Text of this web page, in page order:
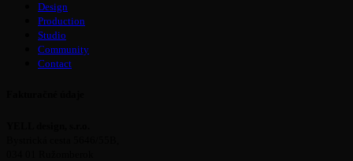
Design
Production
Studio
Community
Contact